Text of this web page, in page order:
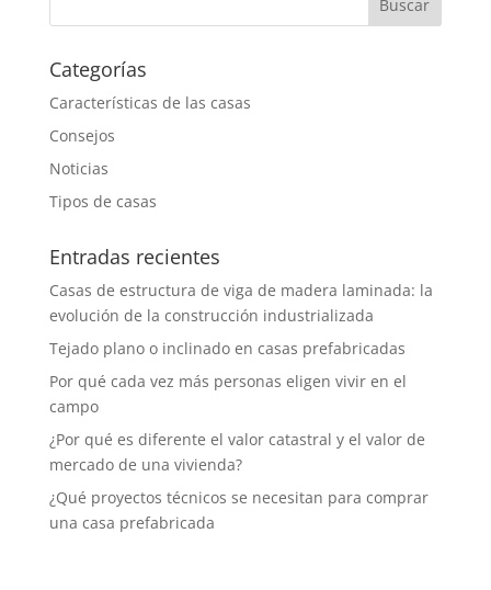
Categorías
Características de las casas
Consejos
Noticias
Tipos de casas
Entradas recientes
Casas de estructura de viga de madera laminada: la
evolución de la construcción industrializada
Tejado plano o inclinado en casas prefabricadas
Por qué cada vez más personas eligen vivir en el
campo
¿Por qué es diferente el valor catastral y el valor de
mercado de una vivienda?
¿Qué proyectos técnicos se necesitan para comprar
una casa prefabricada